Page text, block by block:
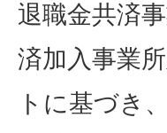
退職金共済
済加入事業
トに基づき